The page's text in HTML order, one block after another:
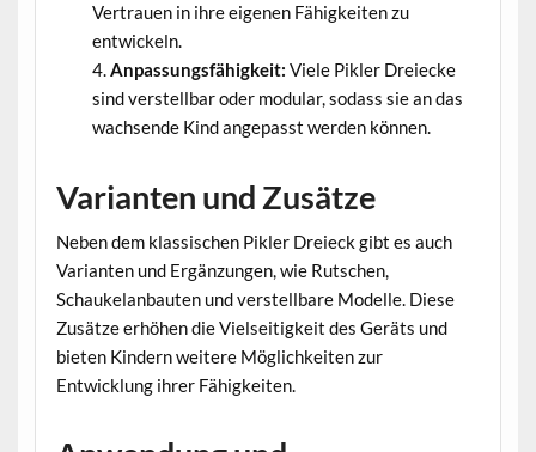
Vertrauen in ihre eigenen Fähigkeiten zu
entwickeln.
Anpassungsfähigkeit: Viele Pikler Dreiecke
sind verstellbar oder modular, sodass sie an das
wachsende Kind angepasst werden können.
Varianten und Zusätze
Neben dem klassischen Pikler Dreieck gibt es auch
Varianten und Ergänzungen, wie Rutschen,
Schaukelanbauten und verstellbare Modelle. Diese
Zusätze erhöhen die Vielseitigkeit des Geräts und
bieten Kindern weitere Möglichkeiten zur
Entwicklung ihrer Fähigkeiten.